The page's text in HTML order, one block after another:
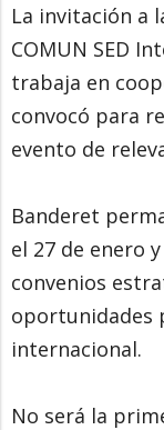
La invitación a
COMUN SED
trabaja en
convocó para
evento de
Banderet
el 27 de enero
convenios
oportunidades
internacional.
No será la